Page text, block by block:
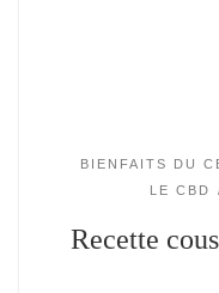
BIENFAITS DU
LE CBD
Recette